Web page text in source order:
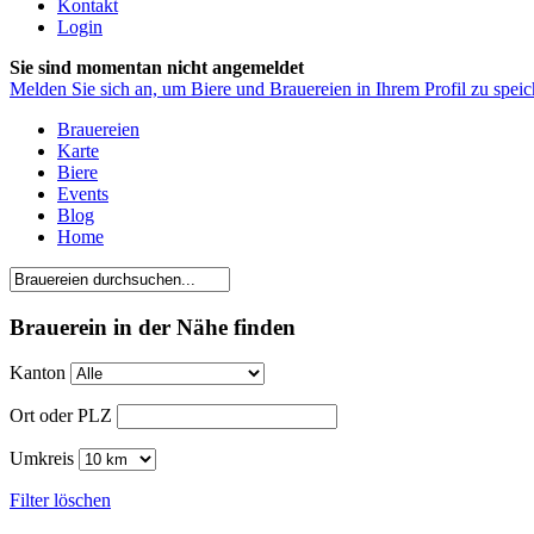
Kontakt
Login
Sie sind momentan nicht angemeldet
Melden Sie sich an, um Biere und Brauereien in Ihrem Profil zu
Brauereien
Karte
Biere
Events
Blog
Home
Brauerein in der Nähe finden
Kanton
Ort oder PLZ
Umkreis
Filter löschen